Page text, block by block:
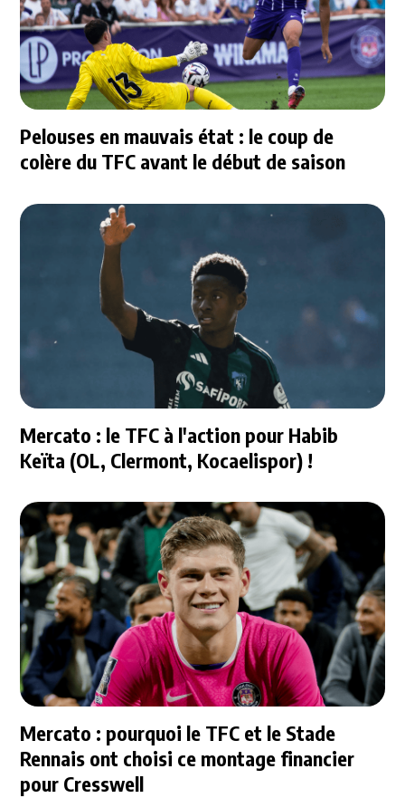
Pelouses en mauvais état : le coup de
colère du TFC avant le début de saison
Mercato : le TFC à l'action pour Habib
Keïta (OL, Clermont, Kocaelispor) !
Mercato : pourquoi le TFC et le Stade
Rennais ont choisi ce montage financier
pour Cresswell